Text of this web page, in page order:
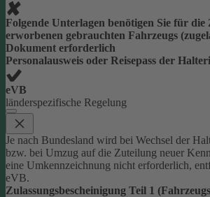
Folgende Unterlagen benötigen Sie für die
erworbenen gebrauchten Fahrzeugs
Dokument erforderlich
Personalausweis oder Reisepass der
eVB
länderspezifische Regelung
Je nach Bundesland wird bei Wechsel der
bzw. bei Umzug auf die Zuteilung neuer
eine Umkennzeichnung nicht erforderlich,
eVB.
Zulassungsbescheinigung Teil 1